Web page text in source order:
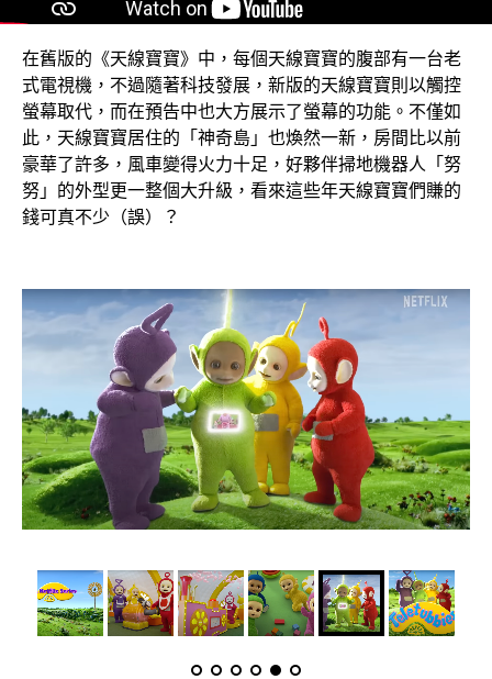
在舊版的《天線寶寶》中，每個天線寶寶的腹部有一台老
式電視機，不過隨著科技發展，新版的天線寶寶則以觸控
螢幕取代，而在預告中也大方展示了螢幕的功能。不僅如
此，天線寶寶居住的「神奇島」也煥然一新，房間比以前
豪華了許多，風車變得火力十足，好夥伴掃地機器人「努
努」的外型更一整個大升級，看來這些年天線寶寶們賺的
錢可真不少（誤）？